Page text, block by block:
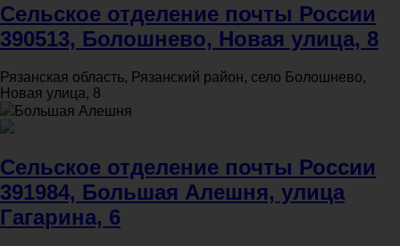
Сельское отделение почты России
390513, Болошнево, Новая улица, 8
Рязанская область, Рязанский район, село Болошнево,
Новая улица, 8
Большая Алешня
Сельское отделение почты России
391984, Большая Алешня, улица
Гагарина, 6